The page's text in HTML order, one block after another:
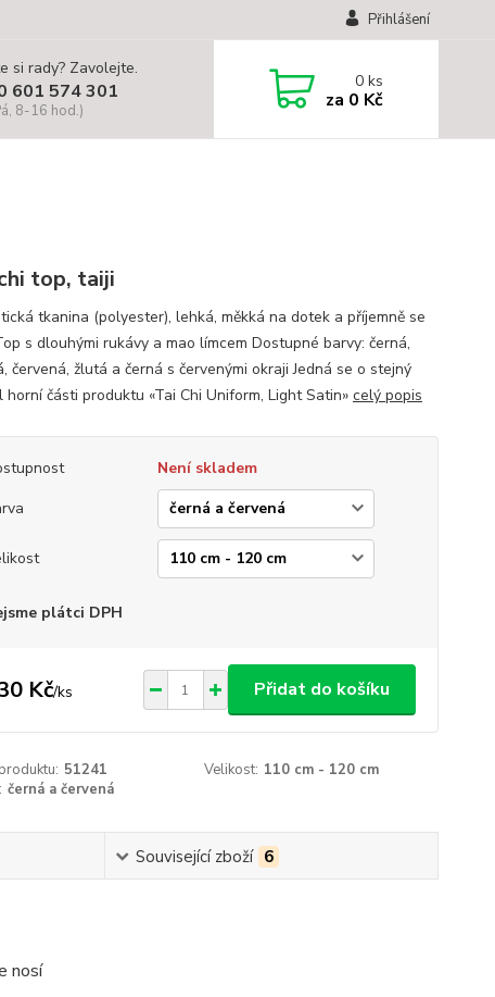
Přihlášení
si rady? Zavolejte.
601 574 301
8-16 hod.)
0ks
za 0 Kč
top, taiji
tkanina (polyester), lehká, měkká na dotek a příjemně se
s dlouhými rukávy a mao límcem Dostupné barvy: černá,
červená, žlutá a černá s červenými okraji Jedná se o stejný
horní části produktu «Tai Chi Uniform, Light Satin» celý popis
Není skladem
plátci DPH
Kč/ks Přidat do košíku
51241 Velikost: 110 cm - 120 cm
černá a červená
Související zboží 6
nosí